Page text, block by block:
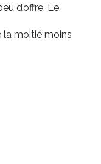
d’offre. Le
la moitié moins